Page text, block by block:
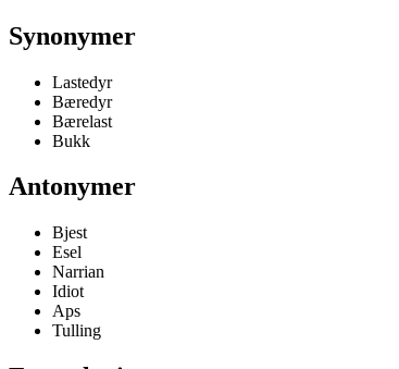
Synonymer
Lastedyr
Bæredyr
Bærelast
Bukk
Antonymer
Bjest
Esel
Narrian
Idiot
Aps
Tulling